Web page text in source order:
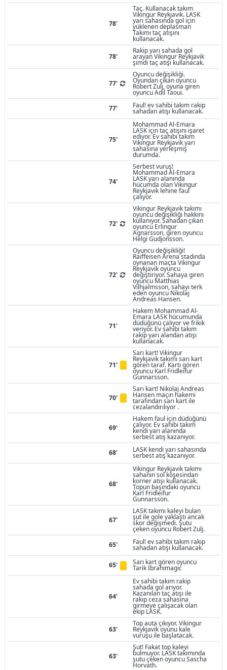
78'
Taç. Kullanacak takım
Vikingur Reykjavik. LASK
yarı sahasında gol için
yüklenen deplasman
Takımı taç atışını
kullanacak.
78'
Rakip yarı sahada gol
arayan Vikingur Reykjavik
şimdi taç atışı kullanacak.
77'
Oyuncu değişikliği.
Oyundan çıkan oyuncu
Robert Zulj, oyuna giren
oyuncu Adil Taoui.
77'
Faul! ev sahibi takım rakip
sahadan atışı kullanacak.
75'
Mohammad Al-Emara
LASK için taç atışını işaret
ediyor. Ev sahibi takım
Vikingur Reykjavik yarı
sahasına yerleşmiş
durumda.
74'
Serbest vuruş!
Mohammad Al-Emara
LASK yarı alanında
hücumda olan Vikingur
Reykjavik lehine faul
çalıyor.
72'
Vikingur Reykjavik takımı
oyuncu değişikliği hakkını
kullanıyor. Sahadan çıkan
oyuncu Erlingur
Agnarsson, giren oyuncu
Helgi Gudjonsson.
72'
Oyuncu değişikliği!
Raiffeisen Arena stadında
oynanan maçta Vikingur
Reykjavik oyuncu
değiştiriyor. Sahaya giren
oyuncu Matthias
Vilhjalmsson, sahayı terk
eden oyuncu Nikolaj
Andreas Hansen.
71'
Hakem Mohammad Al-
Emara LASK hücumunda
düdüğünü çalıyor ve frikik
veriyor. Ev sahibi takım
rakip yarı alandan atışı
kullanacak.
71'
Sarı kart! Vikingur
Reykjavik takımı sarı kart
gören taraf. Kartı gören
oyuncu Karl Fridleifur
Gunnarsson.
70'
Sarı kart! Nikolaj Andreas
Hansen maçın hakemi
tarafından sarı kart ile
cezalandırılıyor .
69'
Hakem faul için düdüğünü
çalıyor. Ev sahibi takım
kendi yarı alanında
serbest atış kazanıyor.
68'
LASK kendi yarı sahasında
serbest atış kazanıyor.
68'
Vikingur Reykjavik takımı
sahanın sol köşesindan
korner atışı kullanacak.
Topun başındaki oyuncu
Karl Fridleifur
Gunnarsson.
67'
LASK takımı kaleyi bulan
şut ile gole yaklaştı ancak
skor değişmedi. Şutu
çeken oyuncu Robert Zulj.
65'
Faul! ev sahibi takım rakip
sahadan atışı kullanacak.
65'
Sarı kart gören oyuncu
Tarik Ibrahimagic
64'
Ev sahibi takım rakip
sahada gol arıyor.
Kazanılan taç atışı ile
rakip ceza sahasına
girmeye çalışacak olan
ekip LASK.
63'
Top auta çıkıyor. Vikingur
Reykjavik oyunu kale
vuruşu ile başlatacak.
63'
Şut! Fakat top kaleyi
bulmuyor. LASK takımında
şutu çeken oyuncu Sascha
Horvath.